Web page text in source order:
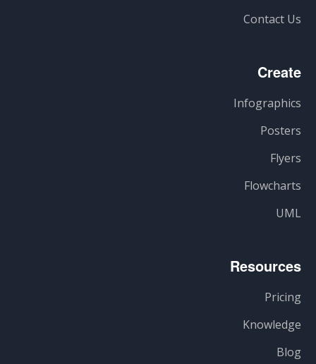
Contact Us
Create
Infographics
Posters
Flyers
Flowcharts
UML
Resources
Pricing
Knowledge
Blog